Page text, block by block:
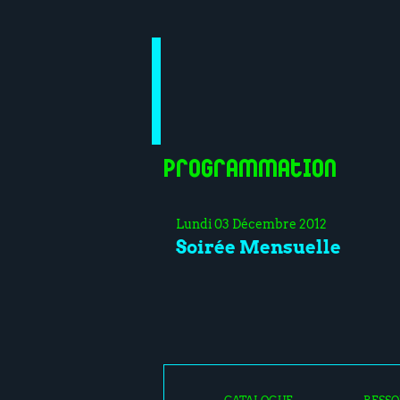
Programmation
Lundi 03 Décembre 2012
Soirée Mensuelle